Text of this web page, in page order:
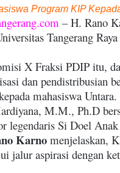
l
Program KIP
– H. Rano
Tangerang
X Fraksi PDIP itu,
dan pendistribusian
mahasiswa Untara.
M.M., Ph.D
legendaris Si Doel
Karno menjelaskan,
jalur aspirasi dengan